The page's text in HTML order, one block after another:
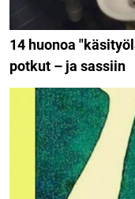
14 huonoa
potkut – ja sassiin